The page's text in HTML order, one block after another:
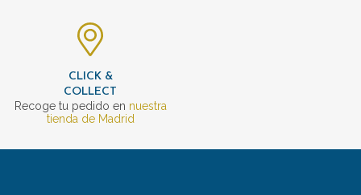
CLICK &
COLLECT
Recoge tu pedido en nuestra
tienda de Madrid